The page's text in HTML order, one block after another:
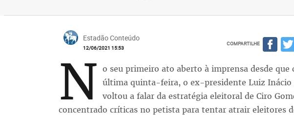
Estadão Conteúdo
12/06/2021 15:53
COMPARTILHE
N o seu primeiro ato aberto à imprensa desde que
última quinta-feira, o ex-presidente Luiz Inácio
voltou a falar da estratégia eleitoral de Ciro
concentrado críticas no petista para tentar atrair eleitores